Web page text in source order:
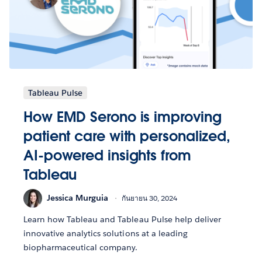
Tableau Pulse
How EMD Serono is improving
patient care with personalized,
AI-powered insights from
Tableau
Jessica Murguia กันยายน 30, 2024
Learn how Tableau and Tableau Pulse help deliver
innovative analytics solutions at a leading
biopharmaceutical company.